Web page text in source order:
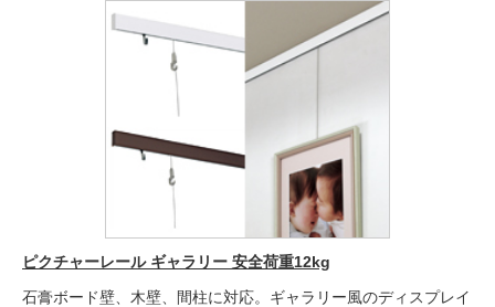
ピクチャーレール ギャラリー 安全荷重12kg
石膏ボード壁、木壁、間柱に対応。ギャラリー風のディスプレイ